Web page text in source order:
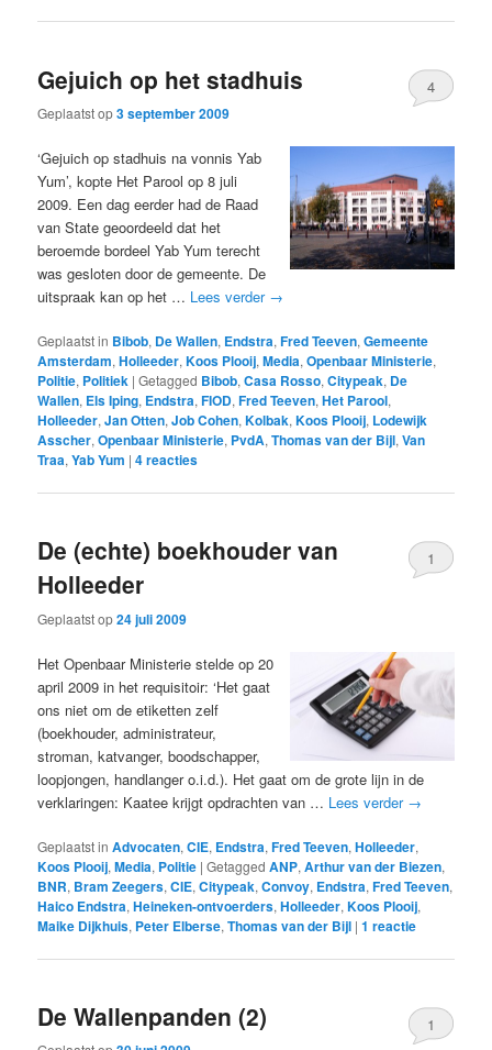
Gejuich op het stadhuis
Geplaatst op3 september 2009
4
‘Gejuich op stadhuis na vonnis Yab
Yum’, kopte Het Parool op 8 juli
2009. Een dag eerder had de Raad
van State geoordeeld dat het
beroemde bordeel Yab Yum terecht
was gesloten door de gemeente. De
uitspraak kan op het … Lees verder →
Geplaatst in Bibob, De Wallen, Endstra,Fred Teeven,Gemeente
Amsterdam,Holleeder,Koos Plooij,Media,Openbaar Ministerie,
Politie, Politiek |Getagged Bibob,Casa Rosso,Citypeak, De
Wallen, Els Iping, Endstra,FIOD,Fred Teeven,Het Parool,
Holleeder,Jan Otten,Job Cohen,Kolbak,Koos Plooij, Lodewijk
Asscher,Openbaar Ministerie, PvdA,Thomas van der Bijl,Van
Traa,Yab Yum |4reacties
De (echte) boekhouder van
Holleeder
Geplaatst op24 juli 2009
1
Het Openbaar Ministerie stelde op 20
april 2009 in het requisitoir: ‘Het gaat
ons niet om de etiketten zelf
(boekhouder, administrateur,
stroman, katvanger, boodschapper,
loopjongen, handlanger o.i.d.). Het gaat om de grote lijn in de
verklaringen: Kaatee krijgt opdrachten van … Lees verder →
Geplaatst in Advocaten,CIE, Endstra,Fred Teeven,Holleeder,
Koos Plooij,Media, Politie |Getagged ANP,Arthur van der Biezen,
BNR, Bram Zeegers,CIE,Citypeak,Convoy, Endstra,Fred Teeven,
Haico Endstra,Heineken-ontvoerders,Holleeder,Koos Plooij,
Maike Dijkhuis, Peter Elberse,Thomas van der Bijl |1 reactie
De Wallenpanden (2) 1